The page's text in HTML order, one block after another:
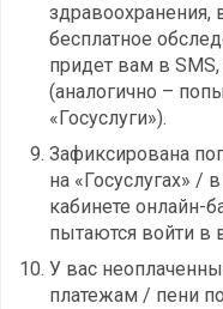
здравоохранения,
бесплатное
придет вам в
(аналогично –
«Госуслуги»).
Зафиксирована
на «Госуслугах»
кабинете онлайн-
пытаются войти в
У вас
платежам / пени